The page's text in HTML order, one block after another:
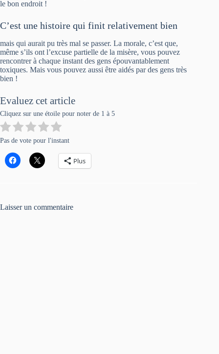
le bon endroit !
C’est une histoire qui finit relativement bien
mais qui aurait pu très mal se passer. La morale, c’est que,
même s’ils ont l’excuse partielle de la misère, vous pouvez
rencontrer à chaque instant des gens épouvantablement
toxiques. Mais vous pouvez aussi être aidés par des gens très
bien !
Evaluez cet article
Cliquez sur une étoile pour noter de 1 à 5
Pas de vote pour l'instant
Plus
Laisser un commentaire